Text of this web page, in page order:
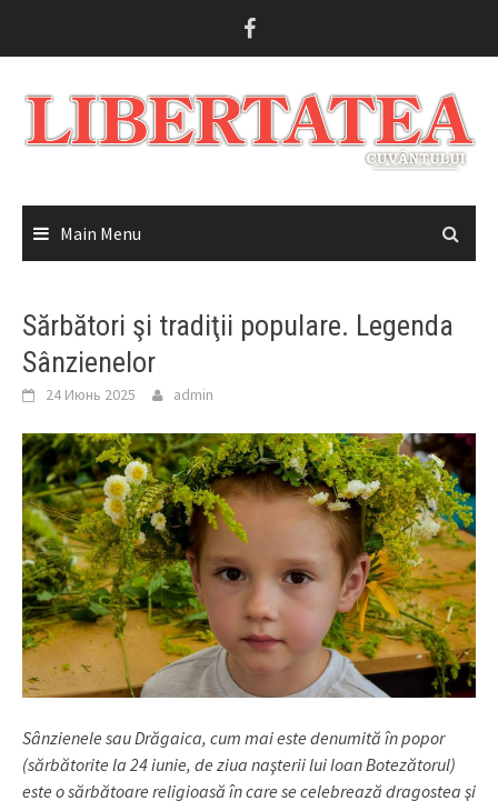
Main Menu
Sărbători şi tradiţii populare. Legenda
Sânzienelor
24 Июнь 2025 admin
Sânzienele sau Drăgaica, cum mai este denumită în popor
(sărbătorite la 24 iunie, de ziua naşterii lui Ioan Botezătorul)
este o sărbătoare religioasă în care se celebrează dragostea şi